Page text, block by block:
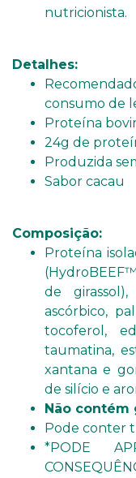
nutricionista.
Detalhes:
consumo de
Proteína
24g de
Produzida
Sabor cacau
Composição:
Proteína
de
ascórbico,
tocoferol,
taumatina,
xantana e
de silício e
Não contém
Pode conter
*PODE